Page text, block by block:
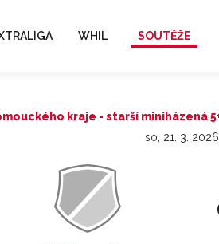
WHIL SOUTĚŽE
kraje - starší miniházená
so, 21. 3.